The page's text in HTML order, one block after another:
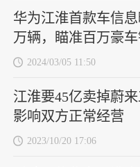
华为江淮首款车信
万辆，瞄准百万豪
2024/03/05 11:50
江淮要45亿卖掉蔚
影响双方正常经营
2023/10/20 17:06